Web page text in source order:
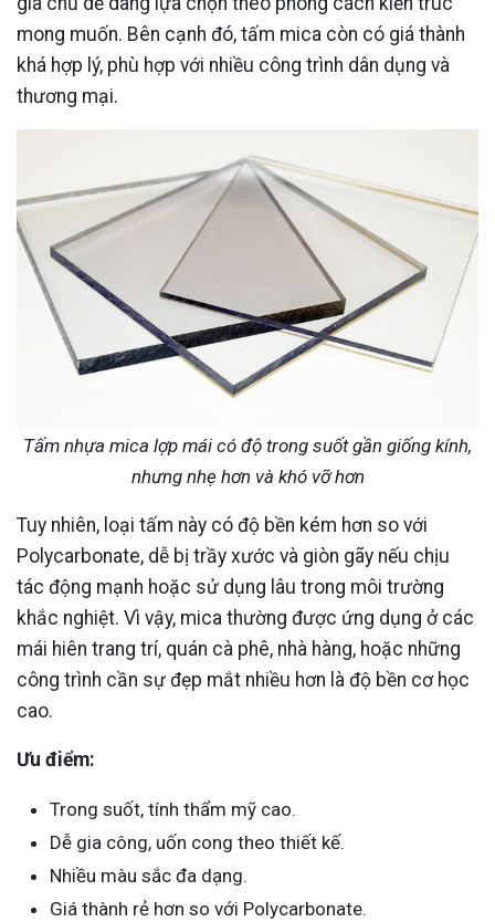
mong muốn. Bên cạnh đó, tấm mica còn có giá thành
khá hợp lý, phù hợp với nhiều công trình dân dụng và
thương mại.
Tấm nhựa mica lợp mái có độ trong suốt gần giống kính,
nhưng nhẹ hơn và khó vỡ hơn
Tuy nhiên, loại tấm này có độ bền kém hơn so với
Polycarbonate, dễ bị trầy xước và giòn gãy nếu chịu
tác động mạnh hoặc sử dụng lâu trong môi trường
khắc nghiệt. Vì vậy, mica thường được ứng dụng ở các
mái hiên trang trí, quán cà phê, nhà hàng, hoặc những
công trình cần sự đẹp mắt nhiều hơn là độ bền cơ học
cao.
Ưu điểm:
Trong suốt, tính thẩm mỹ cao.
Dễ gia công, uốn cong theo thiết kế.
Nhiều màu sắc đa dạng.
Giá thành rẻ hơn so với Polycarbonate.